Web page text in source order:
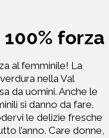
100% forza
al femminile! La
nella Val
da uomini. Anche le
si danno da fare.
le delizie fresche
l’anno. Care donne,